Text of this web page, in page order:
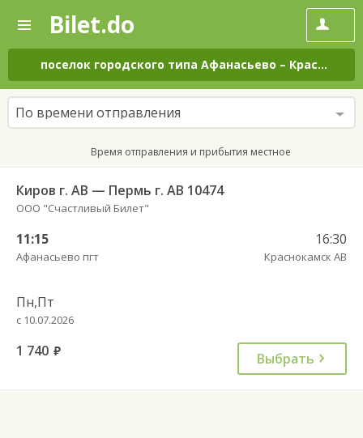
—
Поиск
и
покупка
билетов
на
автобус
онлайн
Bilet.do
поселок городского типа Афанасьево – Краснокамск
По времени отправления
Время отправления и прибытия местное
Киров г. АВ — Пермь г. АВ 10474
ООО "Счастливый Билет"
11:15
Афанасьево пгт
16:30
Краснокамск АВ
Пн,Пт
с 10.07.2026
1 740 руб. Выбрать